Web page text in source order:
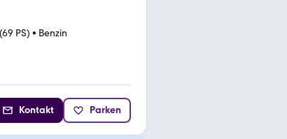
PS) • Benzin
Kontakt Parken